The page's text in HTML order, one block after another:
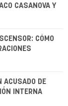
CASANOVA Y
CÓMO
ACUSADO DE
INTERNA